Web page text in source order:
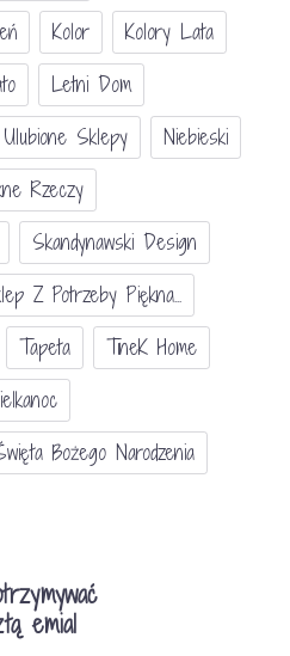
Kolor
Kolory Lata
Letni Dom
Sklepy
Niebieski
Rzeczy
Skandynawski Design
Z Potrzeby Piękna...
Tapeta
TineK Home
Bożego Narodzenia
emial